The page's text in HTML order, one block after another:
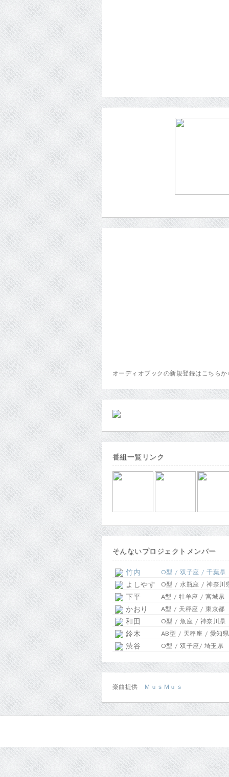
オーディオブックの新規登録はこちら
番組一覧リンク
そんないプロジェクトメンバー
竹内 O型 / 双子座 / 千葉県
よしやす O型 / 水瓶座 / 神奈川
下平 A型 / 牡羊座 / 宮城県
かおり A型 / 天秤座 / 東京都
和田 O型 / 魚座 / 神奈川県
鈴木 AB型 / 天秤座 / 愛知県
渋谷 O型 / 双子座/ 埼玉県
楽曲提供 ＭｕｓＭｕｓ